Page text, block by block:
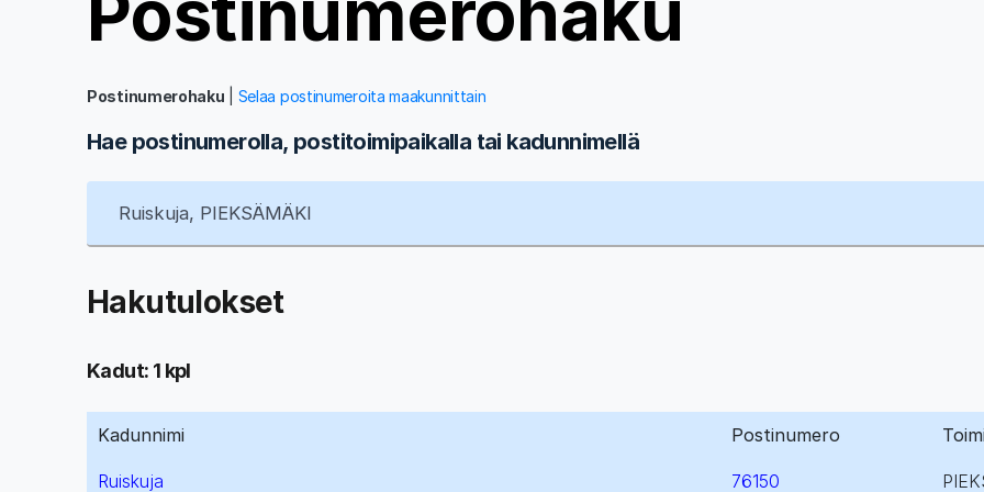
Postinumerohaku Selaa postinumeroita maakunnittain
Hae postinumerolla, postitoimipaikalla tai kadunnimellä
Hakutulokset
Kadut: 1 kpl
Kadunnimi Postinumero
Ruiskuja 76150